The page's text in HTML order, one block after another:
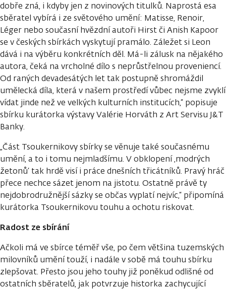
dobře zná, i kdyby jen z novinových titulků. Naprostá esa
sběratel vybírá i ze světového umění: Matisse, Renoir,
Léger nebo současní hvězdní autoři Hirst či Anish Kapoor
se v českých sbírkách vyskytují pramálo. Záležet si Leon
dává i na výběru konkrétních děl. Má-li zálusk na nějakého
autora, čeká na vrcholné dílo s neprůstřelnou proveniencí.
Od raných devadesátých let tak postupně shromáždil
umělecká díla, která v našem prostředí vůbec nejsme zvyklí
vídat jinde než ve velkých kulturních institucích,“ popisuje
sbírku kurátorka výstavy Valérie Horváth z Art Servisu J&T
Banky.
„Část Tsoukernikovy sbírky se věnuje také současnému
umění, a to i tomu nejmladšímu. V obklopení ‚modrých
žetonů‘ tak hrdě visí i práce dnešních třicátníků. Pravý hráč
přece nechce sázet jenom na jistotu. Ostatně právě ty
nejdobrodružnější sázky se občas vyplatí nejvíc,“ připomíná
kurátorka Tsoukernikovu touhu a ochotu riskovat.
Radost ze sbírání
Ačkoli má ve sbírce téměř vše, po čem většina tuzemských
milovníků umění touží, i nadále v sobě má touhu sbírku
zlepšovat. Přesto jsou jeho touhy již poněkud odlišné od
ostatních sběratelů, jak potvrzuje historka zachycující